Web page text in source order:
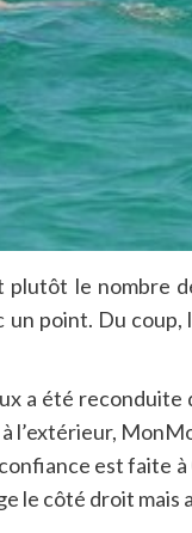
le nombre
point. Du coup,
a été reconduite
l’extérieur,
est faite
le côté droit mais